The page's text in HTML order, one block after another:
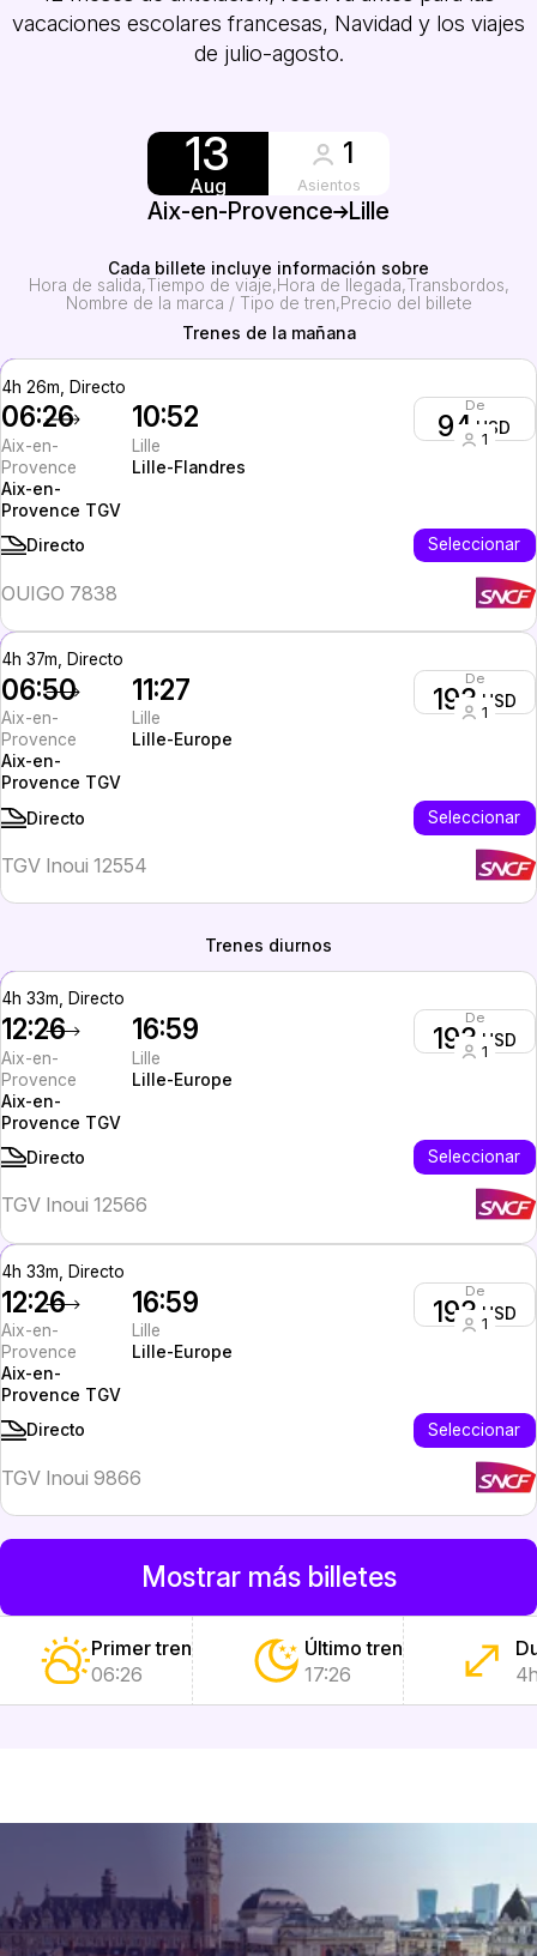
vacaciones escolares francesas, Navidad y los viajes
de julio-agosto.
13
Aug
1
Asientos
Aix-en-Provence Lille
Cada billete incluye información sobre
Hora de salida Tiempo de viaje Hora de llegada Transbordos
Nombre de la marca / Tipo de tren Precio del billete
Trenes de la mañana
4h 26m, Directo
06:26
Aix-en-
Provence
Aix-en-
Provence TGV
10:52
Lille
Lille-Flandres
De
94 USD
1
Directo Seleccionar
OUIGO 7838
4h 37m, Directo
06:50
Aix-en-
Provence
Aix-en-
Provence TGV
11:27
Lille
Lille-Europe
De
193 USD
1
Directo Seleccionar
TGV Inoui 12554
Trenes diurnos
4h 33m, Directo
12:26
Aix-en-
Provence
Aix-en-
Provence TGV
16:59
Lille
Lille-Europe
De
193 USD
1
Directo Seleccionar
TGV Inoui 12566
4h 33m, Directo
12:26
Aix-en-
Provence
Aix-en-
Provence TGV
16:59
Lille
Lille-Europe
De
193 USD
1
Directo Seleccionar
TGV Inoui 9866
Mostrar más billetes
Primer tren
06:26
Último tren
17:26